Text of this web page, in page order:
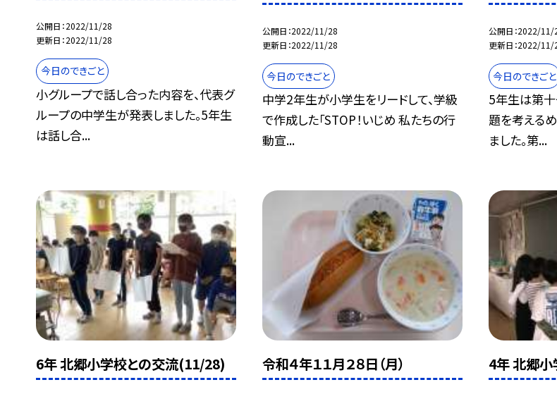
公開日 2022/11/28
更新日 2022/11/28
今日のできごと
小グループで話し合った内容を、代表グ
ループの中学生が発表しました。5年生
は話し合...
公開日 2022/11/28
更新日 2022/11/28
今日のできごと
中学2年生が小学生をリードして、学級
で作成した「STOP！いじめ 私たちの行
動宣...
公開日 2022/11/
更新日 2022/11/
今日のできごと
5年生は第十
題を考える
ました。第...
6年 北郷小学校との交流(11/28) 令和４年１１月２８日（月） 4年 北郷